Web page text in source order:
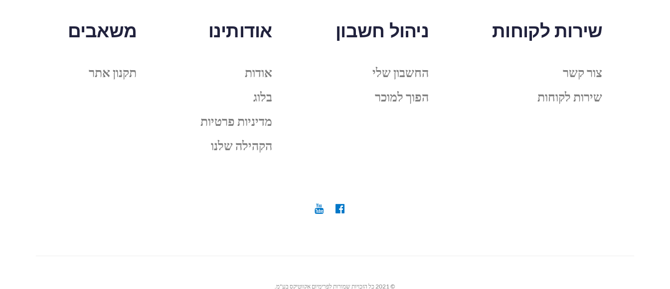
שירות לקוחות
צור קשר
שירות לקוחות
ניהול חשבון
החשבון שלי
הפוך למוכר
אודותינו
אודות
בלוג
מדיניות פרטיות
הקהילה שלנו
משאבים
תקנון אתר
© 2021 כל הזכויות שמורות לפרימיום אקווטיקס בע"מ.